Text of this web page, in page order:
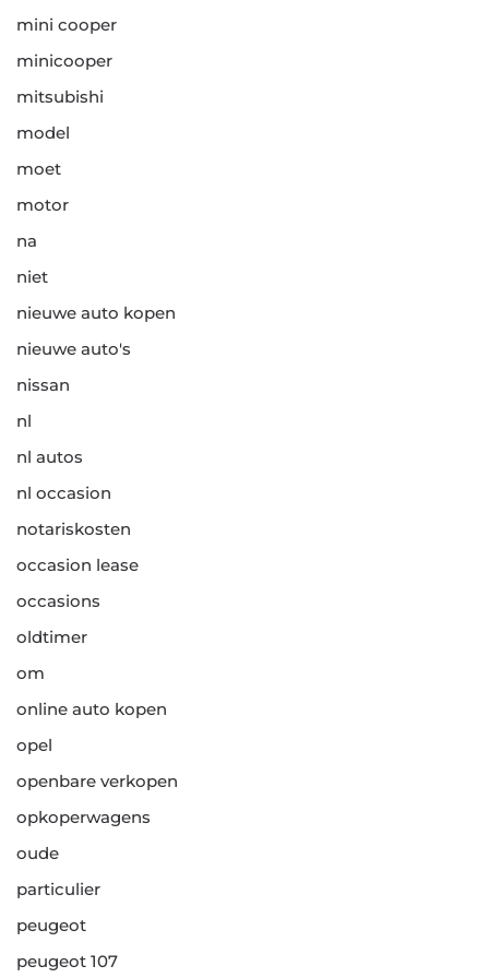
mini cooper
minicooper
mitsubishi
model
moet
motor
na
niet
nieuwe auto kopen
nieuwe auto's
nissan
nl
nl autos
nl occasion
notariskosten
occasion lease
occasions
oldtimer
om
online auto kopen
opel
openbare verkopen
opkoperwagens
oude
particulier
peugeot
peugeot 107